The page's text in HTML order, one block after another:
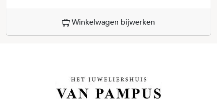
Winkelwagen bijwerken